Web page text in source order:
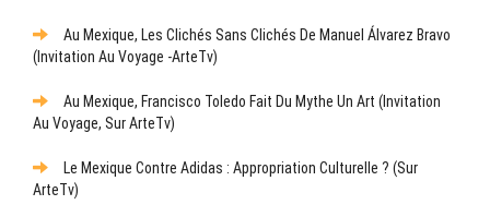
Au Mexique, Les Clichés Sans Clichés De Manuel Álvarez Bravo
(Invitation Au Voyage -ArteTv)
Au Mexique, Francisco Toledo Fait Du Mythe Un Art (Invitation
Au Voyage, Sur ArteTv)
Le Mexique Contre Adidas : Appropriation Culturelle ? (sur
ArteTv)